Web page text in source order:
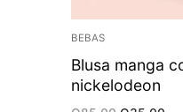
BEBAS
Blusa manga
nickelodeon